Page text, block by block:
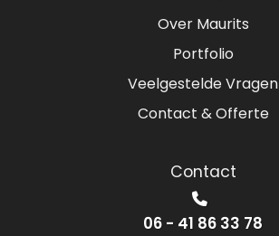
Over Maurits
Portfolio
Veelgestelde Vragen
Contact & Offerte
Contact
06 - 41 86 33 78